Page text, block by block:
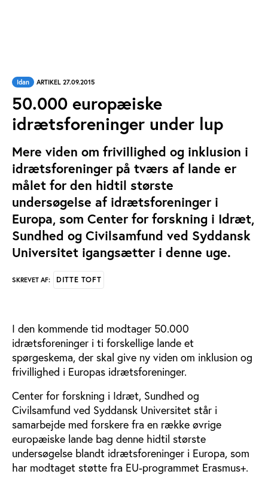
Idan ARTIKEL 27.09.2015
50.000 europæiske
idrætsforeninger under lup
Mere viden om frivillighed og inklusion i
idrætsforeninger på tværs af lande er
målet for den hidtil største
undersøgelse af idrætsforeninger i
Europa, som Center for forskning i Idræt,
Sundhed og Civilsamfund ved Syddansk
Universitet igangsætter i denne uge.
SKREVET AF: DITTE TOFT
I den kommende tid modtager 50.000
idrætsforeninger i ti forskellige lande et
spørgeskema, der skal give ny viden om inklusion og
frivillighed i Europas idrætsforeninger.
Center for forskning i Idræt, Sundhed og
Civilsamfund ved Syddansk Universitet står i
samarbejde med forskere fra en række øvrige
europæiske lande bag denne hidtil største
undersøgelse blandt idrætsforeninger i Europa, som
har modtaget støtte fra EU-programmet Erasmus+.